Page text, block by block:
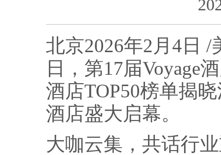
北京2026年2月4日 /
日，第17届Voyage
酒店TOP50榜单揭
酒店盛大启幕。
大咖云集，共话行